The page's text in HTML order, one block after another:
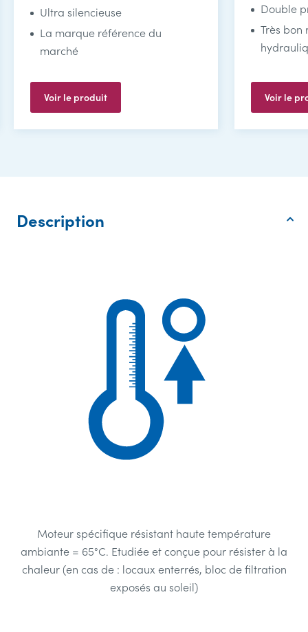
Ultra silencieuse
La marque référence du
marché
Voir le produit
Double
Très bon
Voir le
Description
Moteur spécifique résistant haute température
ambiante = 65°C. Etudiée et conçue pour résister à la
chaleur (en cas de : locaux enterrés, bloc de filtration
exposés au soleil)